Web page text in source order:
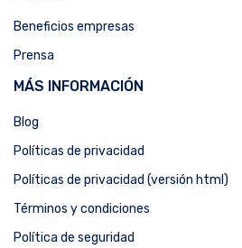
Beneficios empresas
Prensa
MÁS INFORMACIÓN
Blog
Políticas de privacidad
Políticas de privacidad (versión html)
Términos y condiciones
Política de seguridad